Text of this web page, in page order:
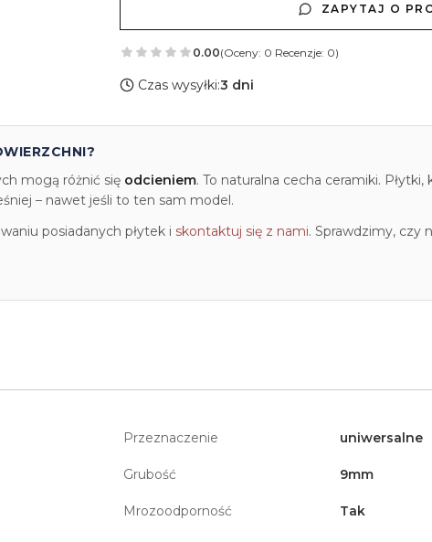
ZAPYTAJ O
0.00(Oceny: 0 Recenzje: 0)
Czas wysyłki:3 dni
mogą różnić się odcieniem. To naturalna cecha ceramiki.
– nawet jeśli to ten sam model.
posiadanych płytek i skontaktuj się z nami. Sprawdzimy, czy
Przeznaczenie uniwersalne
Grubość 9mm
Mrozoodporność Tak